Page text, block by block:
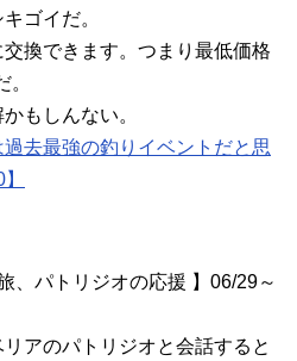
ゴイだ。
換できます。つまり最低価格
もしんない。
去最強の釣りイベントだと思
、パトリジオの応援 】06/29～
アのパトリジオと会話すると